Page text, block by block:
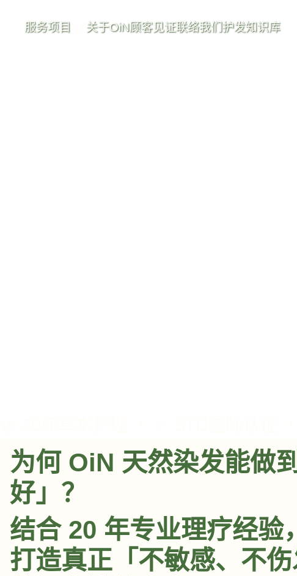
服务项目 关于OiN顾客见证联络我们护发知识库
为何 OiN 天然染发能做
好」？
结合 20 年专业理疗经验，
打造真正「不敏感、不伤